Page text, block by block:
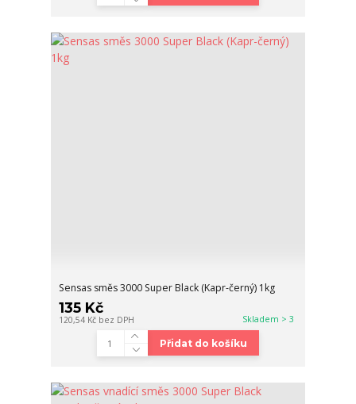
Sensas směs 3000 Super Black (Kapr-černý) 1kg
135 Kč
120,54 Kč bez DPH Skladem > 3
Přidat do košíku